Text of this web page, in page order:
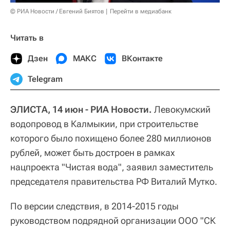
© РИА Новости / Евгений Биятов Перейти в медиабанк
Читать в
Дзен МАКС ВКонтакте
Telegram
ЭЛИСТА, 14 июн - РИА Новости. Левокумский
водопровод в Калмыкии, при строительстве
которого было похищено более 280 миллионов
рублей, может быть достроен в рамках
нацпроекта "Чистая вода", заявил заместитель
председателя правительства РФ Виталий Мутко.
По версии следствия, в 2014-2015 годы
руководством подрядной организации ООО "СК